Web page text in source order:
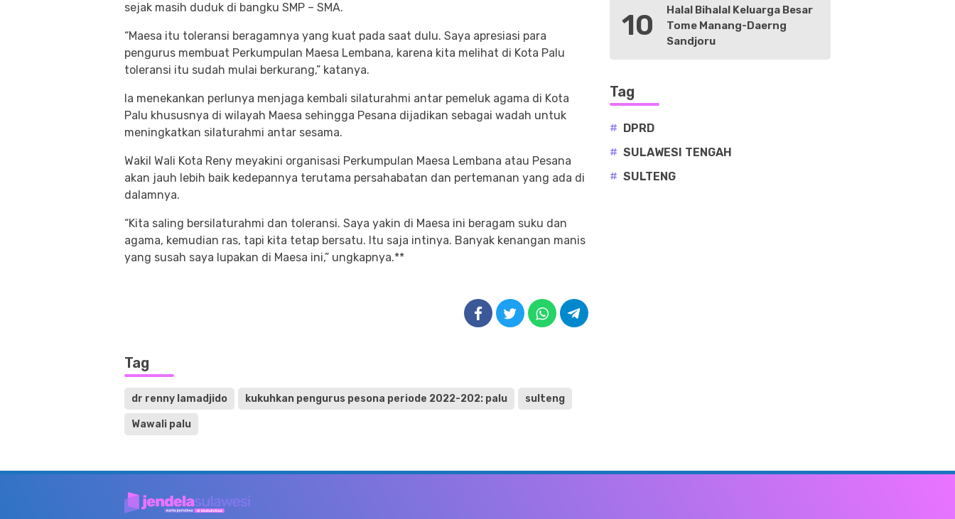
sejak masih duduk di bangku SMP – SMA.
“Maesa itu toleransi beragamnya yang kuat pada saat dulu. Saya apresiasi para
pengurus membuat Perkumpulan Maesa Lembana, karena kita melihat di Kota Palu
toleransi itu sudah mulai berkurang,” katanya.
Ia menekankan perlunya menjaga kembali silaturahmi antar pemeluk agama di Kota
Palu khususnya di wilayah Maesa sehingga Pesana dijadikan sebagai wadah untuk
meningkatkan silaturahmi antar sesama.
Wakil Wali Kota Reny meyakini organisasi Perkumpulan Maesa Lembana atau Pesana
akan jauh lebih baik kedepannya terutama persahabatan dan pertemanan yang ada di
dalamnya.
“Kita saling bersilaturahmi dan toleransi. Saya yakin di Maesa ini beragam suku dan
agama, kemudian ras, tapi kita tetap bersatu. Itu saja intinya. Banyak kenangan manis
yang susah saya lupakan di Maesa ini,” ungkapnya.**
Tag
dr renny lamadjido kukuhkan pengurus pesona periode 2022-202: palu sulteng
Wawali palu
10
Halal Bihalal Keluarga Besar
Tome Manang-Daerng
Sandjoru
Tag
# DPRD
# SULAWESI TENGAH
# SULTENG